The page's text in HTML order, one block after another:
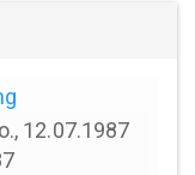
12.07.1987